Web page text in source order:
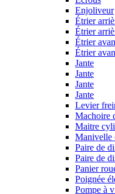
Enjoliveur
Étrier
Étrier
Étrier
Étrier
Jante
Jante
Jante
Jante
Levier
Machoire
Maitre
Manivelle
Paire de
Paire de
Panier
Poignée
Pompe à